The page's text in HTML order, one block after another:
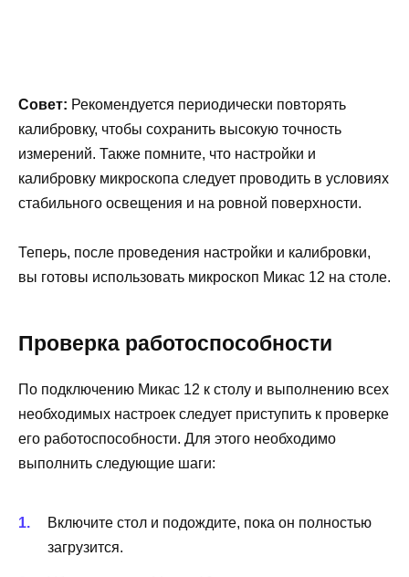
Совет: Рекомендуется периодически повторять
калибровку, чтобы сохранить высокую точность
измерений. Также помните, что настройки и
калибровку микроскопа следует проводить в условиях
стабильного освещения и на ровной поверхности.
Теперь, после проведения настройки и калибровки,
вы готовы использовать микроскоп Микас 12 на столе.
Проверка работоспособности
По подключению Микас 12 к столу и выполнению всех
необходимых настроек следует приступить к проверке
его работоспособности. Для этого необходимо
выполнить следующие шаги:
Включите стол и подождите, пока он полностью
загрузится.